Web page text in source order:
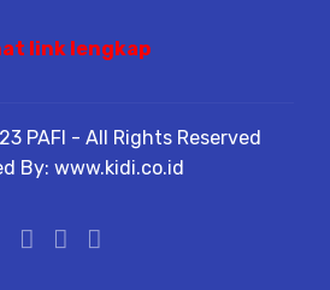
link lengkap
PAFI - All Rights Reserved
By: www.kidi.co.id